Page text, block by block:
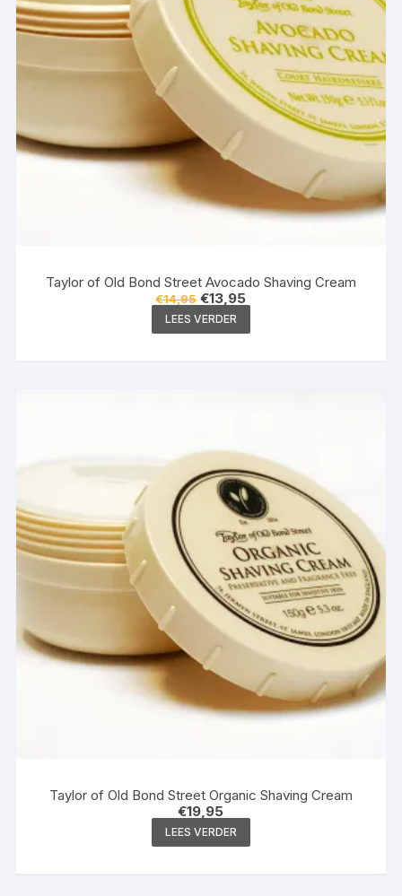
Taylor of Old Bond Street Avocado Shaving Cream
€14,95 Oorspronkelijke
prijs
was:
€14,95.
€13,95Huidige
prijs
€13,95.
LEES VERDER
Taylor of Old Bond Street Organic Shaving Cream
€19,95
LEES VERDER